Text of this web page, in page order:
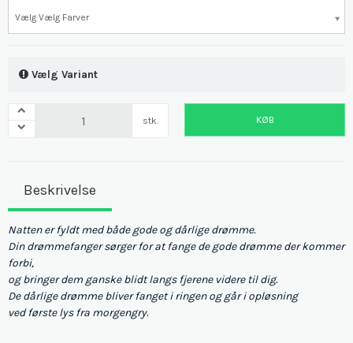
Vælg Vælg Farver
Vælg Variant
stk. KØB
Beskrivelse
Natten er fyldt med både gode og dårlige drømme.
Din drømmefanger sørger for at fange de gode drømme der kommer
forbi,
og bringer dem ganske blidt langs fjerene videre til dig.
De dårlige drømme bliver fanget i ringen og går i opløsning
ved første lys fra morgengry.